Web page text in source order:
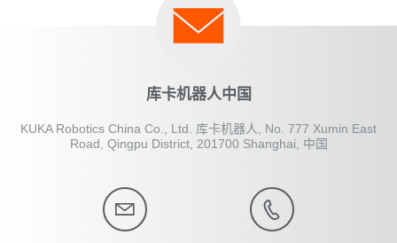
库卡机器人中国
KUKA Robotics China Co., Ltd. 库卡机器人, No. 777 Xumin East
Road, Qingpu District, 201700 Shanghai, 中国